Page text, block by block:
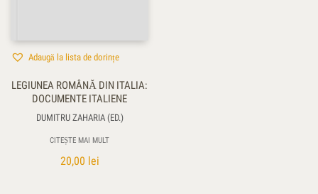
Adaugă la lista de dorințe
LEGIUNEA ROMÂNĂ DIN ITALIA:
DOCUMENTE ITALIENE
DUMITRU ZAHARIA (ED.)
CITEȘTE MAI MULT
20,00 lei